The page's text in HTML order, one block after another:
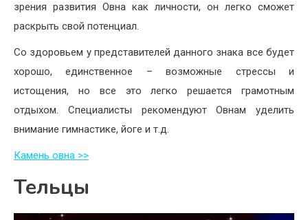
зрения развития Овна как личности, он легко сможет
раскрыть свой потенциал.
Cо здоровьем у представителей данного знака все будет
хорошо, единственное – возможные стрессы и
истощения, но все это легко решается грамотным
отдыхом. Специалисты рекомендуют Овнам уделить
внимание гимнастике, йоге и т.д.
Камень овна >>
Тельцы